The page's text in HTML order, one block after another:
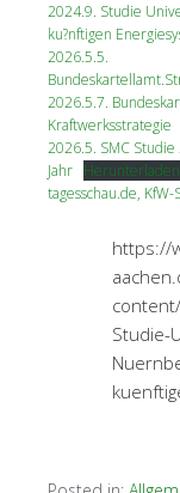
2024.9. Studie
ku?nftigen
2026.5.5.
2026.5.7.
Kraftwerksstrategie
2026.5. SMC
Jahr Herunterladen
tagesschau.de,
https://
Studie-